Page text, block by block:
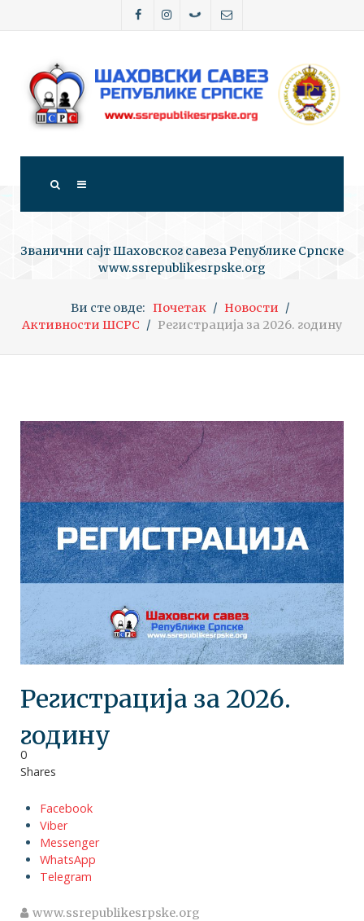
Званични сајт Шаховског савеза Републике Српске
www.ssrepublikesrpske.org
Ви сте овде: Почетак
Новости
Активности ШСРС
Регистрација за 2026. годину
Регистрација за 2026.
годину
0
Shares
Facebook
Viber
Messenger
WhatsApp
Telegram
www.ssrepublikesrpske.org